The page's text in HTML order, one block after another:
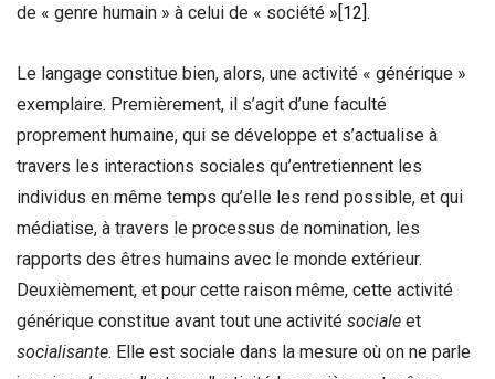
de « genre humain » à celui de « société »[12].
Le langage constitue bien, alors, une activité « générique »
exemplaire. Premièrement, il s’agit d’une faculté
proprement humaine, qui se développe et s’actualise à
travers les interactions sociales qu’entretiennent les
individus en même temps qu’elle les rend possible, et qui
médiatise, à travers le processus de nomination, les
rapports des êtres humains avec le monde extérieur.
Deuxièmement, et pour cette raison même, cette activité
générique constitue avant tout une activité sociale et
socialisante. Elle est sociale dans la mesure où on ne parle